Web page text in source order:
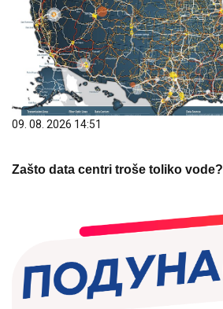
09. 08. 2026 14:51
Zašto data centri troše toliko vode?